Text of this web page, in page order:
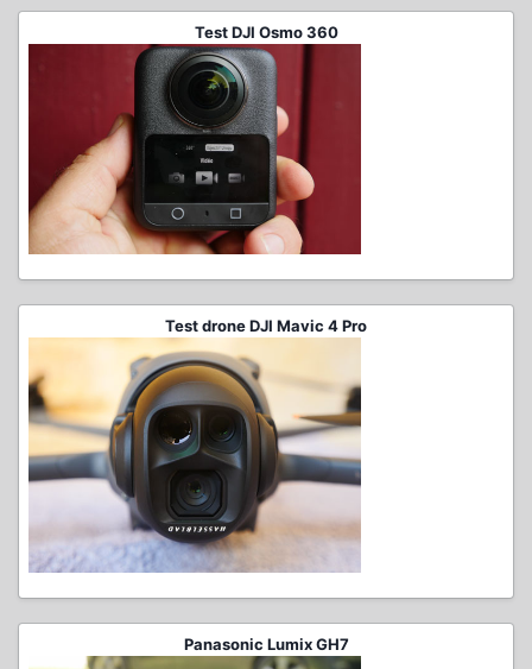
Test DJI Osmo 360
Test drone DJI Mavic 4 Pro
Panasonic Lumix GH7